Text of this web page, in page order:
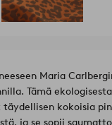
Maria
Tämä
kokoisia
ja se sopii